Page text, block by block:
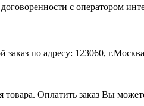
с оператором
заказ по адресу: 123060,
Оплатить заказ Вы